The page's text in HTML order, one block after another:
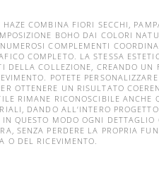
COMBINA FIORI SECCHI,
BOHO DAI COLORI
COMPLEMENTI
COMPLETO. LA STESSA
DELLA COLLEZIONE, CREANDO UN
POTETE
OTTENERE UN RISULTATO
RIMANE RICONOSCIBILE ANCHE
DANDO ALL’INTERO
QUESTO MODO OGNI DETTAGLIO
SENZA PERDERE LA PROPRIA
O DEL RICEVIMENTO.